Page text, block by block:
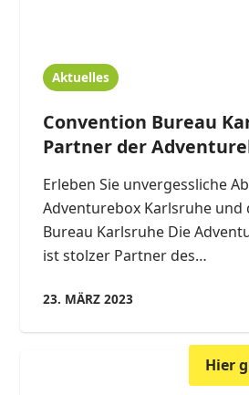
Aktuelles
Convention Bureau
Partner der
Erleben Sie unvergessliche
Adventurebox Karlsruhe und
Bureau Karlsruhe Die
ist stolzer Partner des…
23. MÄRZ 2023
Hier